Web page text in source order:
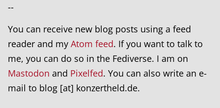
--
You can receive new blog posts using a feed
reader and my Atom feed. If you want to talk to
me, you can do so in the Fediverse. I am on
Mastodon and Pixelfed. You can also write an e-
mail to blog [at] konzertheld.de.